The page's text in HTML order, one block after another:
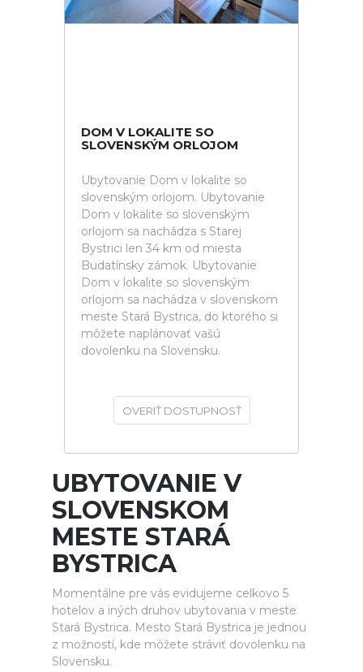
DOM V LOKALITE SO
SLOVENSKÝM ORLOJOM
Ubytovanie Dom v lokalite so
slovenským orlojom. Ubytovanie
Dom v lokalite so slovenským
orlojom sa nachádza s Starej
Bystrici len 34 km od miesta
Budatínsky zámok. Ubytovanie
Dom v lokalite so slovenským
orlojom sa nachádza v slovenskom
meste Stará Bystrica, do ktorého si
môžete naplánovať vašú
dovolenku na Slovensku.
OVERIŤ DOSTUPNOSŤ
UBYTOVANIE V
SLOVENSKOM
MESTE STARÁ
BYSTRICA
Momentálne pre vás evidujeme celkovo 5
hotelov a iných druhov ubytovania v meste
Stará Bystrica. Mesto Stará Bystrica je jednou
z možností, kde môžete stráviť dovolenku na
Slovensku.